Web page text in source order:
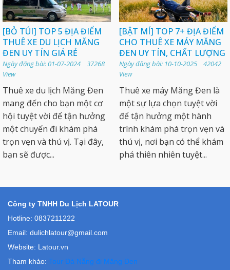
[BỎ TÚI] TOP 5 ĐỊA ĐIỂM
THUÊ XE DU LỊCH MĂNG
ĐEN UY TÍN GIÁ RẺ
Ngày đăng bài: 01-07-2024 37268
View
Thuê xe du lịch Măng Đen
mang đến cho bạn một cơ
hội tuyệt vời để tận hưởng
một chuyến đi khám phá
trọn vẹn và thú vị. Tại đây,
bạn sẽ được...
[BẬT MÍ] TOP 7+ ĐỊA ĐIỂM
CHO THUÊ XE MÁY MĂNG
ĐEN UY TÍN, CHẤT LƯỢNG
Ngày đăng bài: 10-10-2025 42042
View
Thuê xe máy Măng Đen là
một sự lựa chọn tuyệt vời
để tận hưởng một hành
trình khám phá trọn vẹn và
thú vị, nơi bạn có thể khám
phá thiên nhiên tuyệt...
Công ty TNHH Du Lịch LATOUR
Hotline: 0837211222
Email: dulichlatour@gmail.com
Website: Latour.vn
Tham khảo: Tour Đà Nẵng đi Măng Đen